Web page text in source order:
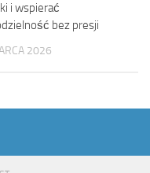
i wspierać
bez presji
2026